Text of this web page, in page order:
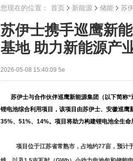
您现在的位置： 首页 新能源 储能 苏
苏伊士携手巡鹰新
基地 助力新能源产
2026-05-08 15:40:09 5e
苏伊士与合作伙伴巡鹰新能源集团（以下简称“
锂电池综合利用项目， 该项目由苏伊士、安徽巡鹰
35%、51%、14%。项目将助力构建锂电池全生命
项目位于江苏省常熟市，占地约77亩，预计